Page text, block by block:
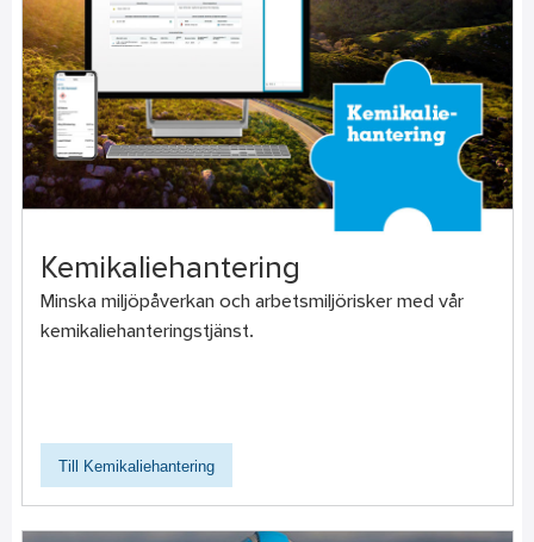
Kemikaliehantering
Minska miljöpåverkan och arbetsmiljörisker med vår
kemikaliehanteringstjänst.
Till Kemikaliehantering